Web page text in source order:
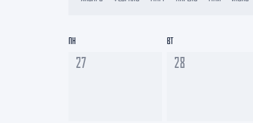
ЦСКА
Шанхайские Драконы
27 28
ПН ВТ